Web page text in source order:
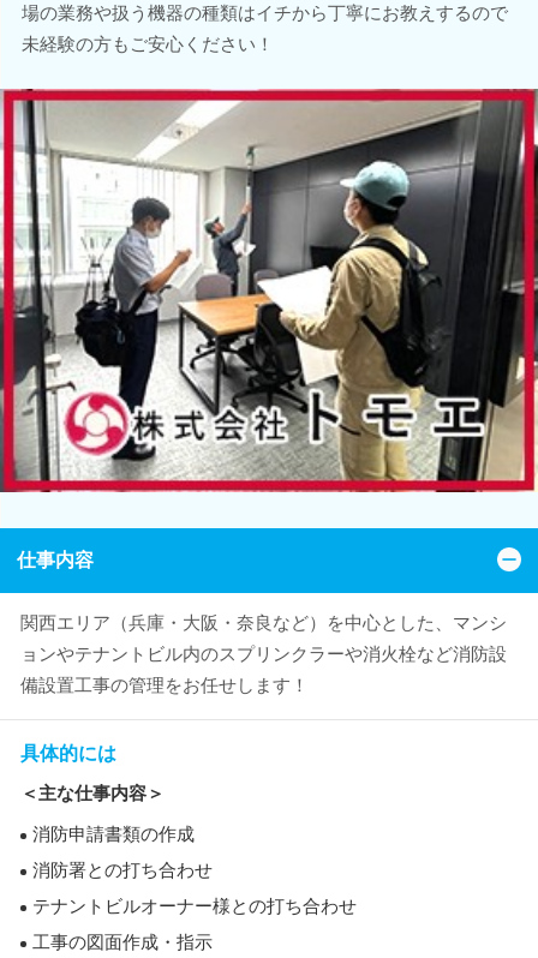
場の業務や扱う機器の種類はイチから丁寧にお教えするので
未経験の方もご安心ください！
仕事内容
関西エリア（兵庫・大阪・奈良など）を中心とした、マンシ
ョンやテナントビル内のスプリンクラーや消火栓など消防設
備設置工事の管理をお任せします！
具体的には
＜主な仕事内容＞
消防申請書類の作成
消防署との打ち合わせ
テナントビルオーナー様との打ち合わせ
工事の図面作成・指示